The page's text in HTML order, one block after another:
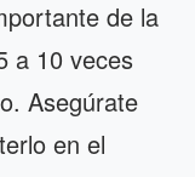
de la
a 10 veces
Asegúrate
en el